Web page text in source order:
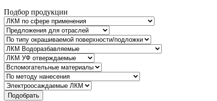
Подбор продукции
Подобрать